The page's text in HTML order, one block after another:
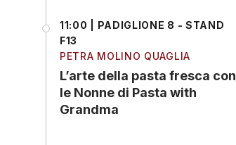
11:00 | PADIGLIONE 8 - STAND
F13
PETRA MOLINO QUAGLIA
L’arte della pasta fresca con
le Nonne di Pasta with
Grandma